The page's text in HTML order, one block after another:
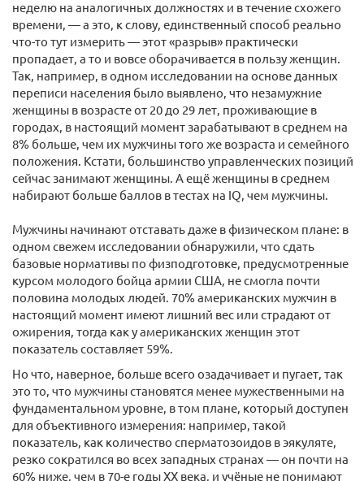
неделю на аналогичных должностях и в течение схожего
времени, — а это, к слову, единственный способ реально
что-то тут измерить — этот «разрыв» практически
пропадает, а то и вовсе оборачивается в пользу женщин.
Так, например, в одном исследовании на основе данных
переписи населения было выявлено, что незамужние
женщины в возрасте от 20 до 29 лет, проживающие в
городах, в настоящий момент зарабатывают в среднем на
8% больше, чем их мужчины того же возраста и семейного
положения. Кстати, большинство управленческих позиций
сейчас занимают женщины. А ещё женщины в среднем
набирают больше баллов в тестах на IQ, чем мужчины.
Мужчины начинают отставать даже в физическом плане: в
одном свежем исследовании обнаружили, что сдать
базовые нормативы по физподготовке, предусмотренные
курсом молодого бойца армии США, не смогла почти
половина молодых людей. 70% американских мужчин в
настоящий момент имеют лишний вес или страдают от
ожирения, тогда как у американских женщин этот
показатель составляет 59%.
Но что, наверное, больше всего озадачивает и пугает, так
это то, что мужчины становятся менее мужественными на
фундаментальном уровне, в том плане, который доступен
для объективного измерения: например, такой
показатель, как количество сперматозоидов в эякуляте,
резко сократился во всех западных странах — он почти на
60% ниже, чем в 70-е годы XX века, и учёные не понимают